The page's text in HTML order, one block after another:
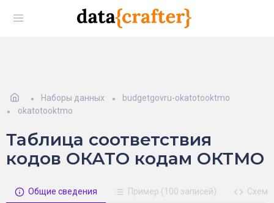
Наборы данных
budgetgovru-okatotooktmo
okatotooktmo
Таблица соответствия
кодов ОКАТО кодам ОКТМО
Общие сведения Пример (100 записей) Схема